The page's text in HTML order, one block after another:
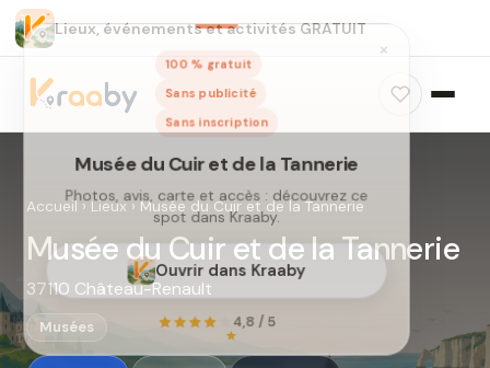
Lieux, événements et activités GRATUIT
×
100 % gratuit
Sans publicité
Musée du Cuir et de la Tannerie
Photos, avis, carte et accès : découvrez ce
Accueil›Lieux›Musée du Cuir et de la Tannerie
Musée du Cuir et de la Tannerie
37110 Château-Renault
Musées